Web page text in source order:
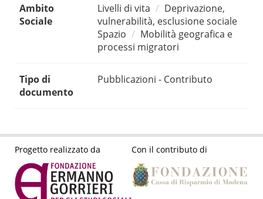
Ambito
Sociale
Livelli di vita
Deprivazione,
vulnerabilità, esclusione sociale
Spazio
Mobilità geografica e
processi migratori
Tipo di
documento
Pubblicazioni - Contributo
Progetto realizzato da Con il contributo di